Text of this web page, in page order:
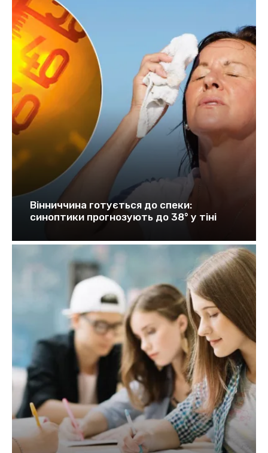
Вінниччина готується до спеки:
синоптики прогнозують до 38° у тіні